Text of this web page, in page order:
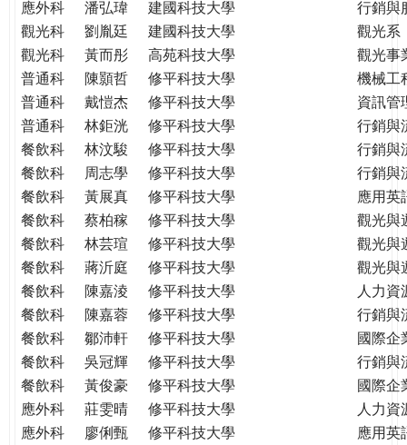
應外科 潘弘瑋 建國科技大學
行銷與
觀光科
劉胤廷 建國科技大學
觀光系
觀光科
黃而彤 高苑科技大學
觀光事
普通科
陳顥哲 修平科技大學
機械工
普通科
戴愷杰 修平科技大學
資訊管
普通科
林鉅洸 修平科技大學
行銷與
餐飲科
林汶駿 修平科技大學
行銷與
餐飲科
周志學 修平科技大學
行銷與
餐飲科
黃展真 修平科技大學
應用英
餐飲科
蔡柏稼 修平科技大學
觀光與
餐飲科
林芸瑄 修平科技大學
觀光與
餐飲科
蔣沂庭 修平科技大學
觀光與
餐飲科
陳嘉淩 修平科技大學
人力資
餐飲科
陳嘉蓉 修平科技大學
行銷與
餐飲科
鄒沛軒 修平科技大學
國際企
餐飲科
吳冠輝 修平科技大學
行銷與
餐飲科
黃俊豪 修平科技大學
國際企
應外科
莊雯晴 修平科技大學
人力資
應外科
廖俐甄 修平科技大學
應用英